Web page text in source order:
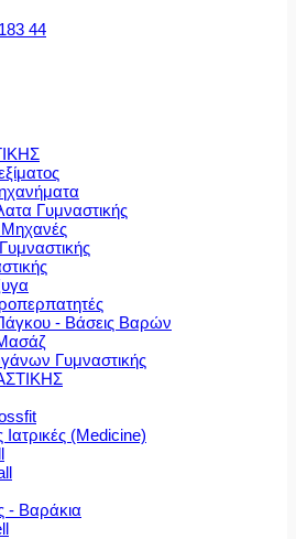
44
Γυμναστικής
Μηχανές
- Βάσεις Βαρών
Γυμναστικής
(Medicine)
- Βαράκια